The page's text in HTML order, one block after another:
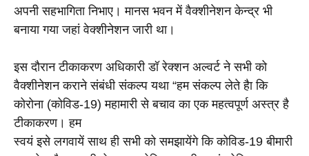
अपनी सहभागिता निभाए। मानस भवन में वैक्शीनेशन केन्द्र भी
बनाया गया जहां वेक्शीनेशन जारी था।
इस दौरान टीकाकरण अधिकारी डॉ रेक्शन अल्वर्ट ने सभी को
वैक्शीनेशन कराने संबंधी संकल्प यथा “हम संकल्प लेते हैा कि
कोरोना (कोविड-19) महामारी से बचाव का एक महत्वपूर्ण अस्त्र है
टीकाकरण। हम
स्वयं इसे लगवायें साथ ही सभी को समझायेंगे कि कोविड-19 बीमारी